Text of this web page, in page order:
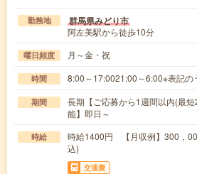
勤務地 群馬県みどり市
阿左美駅から徒歩10分
曜日頻度 月～金・祝
時間 8:00～17:0021:00～6:00※表記の
期間
長期【ご応募から1週間以内(最
能】即日～
時給
時給1400円 【月収例】300，
込)
交通費